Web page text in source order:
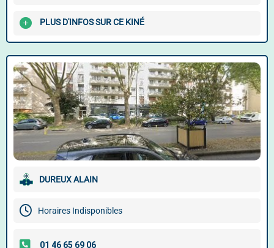
PLUS D'INFOS SUR CE KINÉ
DUREUX ALAIN
Horaires Indisponibles